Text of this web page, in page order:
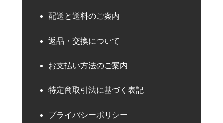
配送と送料のご案内
返品・交換について
お支払い方法のご案内
特定商取引法に基づく表記
プライバシーポリシー